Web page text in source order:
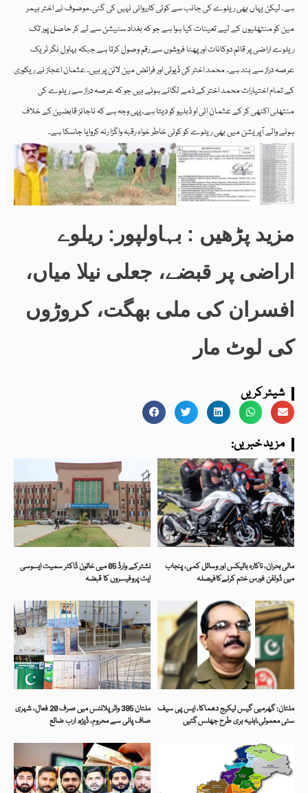
ہے، لیکن یہاں بھی ریلوے کی جانب سے کوئی کارروائی نہیں کی گئی۔موصوف نے اختر ہیمر
مین کو منتھلیوں کے لیے تعینات کیا ہوا ہے جو کہ بغداد سٹیشن سے لے کر حاصل پور تک
ریلوے اراضی پر قائم دوکانات اور پھٹا فروشوں سے رقم وصول کرتا ہے جبکہ بہاول نگر ٹریک
عرصہ دراز سے بند ہے۔ محمد اختر کی ڈیوٹی اور فرائض مین لائن پر ہیں۔ عثمان اعجاز نے ریکوری
کے تمام اختیارات محمد اختر کے ذمے لگائے ہوئے ہیں جو کہ عرصہ دراز سے ریلوے کی
منتھلی اکٹھی کر کے عثمان ائی او ڈبلیو کو دیتا ہے۔یہی وجہ ہے کہ ناجائز قابضین کے خلاف
ہونے والے آپریشن میں بھی ریلوے کو کوئی خاطر خواہ رقبہ واگزا رنہ کروایا جاسکا ہے۔
مزید پڑھیں : بہاولپور: ریلوے
اراضی پر قبضے، جعلی نیلا میاں،
افسران کی ملی بھگت، کروڑوں
کی لوٹ مار
شیئر کریں
:مزید خبریں
نشترکے وارڈ 05 میں خاتون ڈاکٹر سمیت ایسوسی
ایٹ پروفیسروں کا قبضہ
مالی بحران، ناکارہ بائیکس اور وسائل کمی، پنجاب
میں ڈولفن فورس ختم کرنےکافیصلہ
ملتان 395 واٹر پلانٹس میں صرف 20 فعال، شہری
صاف پانی سے محروم، ڈیڑھ ارب ضائع
ملتان: گھرمیں گیس لیکیج دھماکا، ایس پی سیف
سٹی معمولی،اہلیہ بری طرح جھلس گئیں